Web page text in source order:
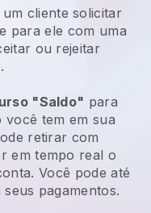
um cliente solicitar
para ele com uma
ou rejeitar
"Saldo" para
tem em sua
retirar com
em tempo real o
Você pode até
pagamentos.